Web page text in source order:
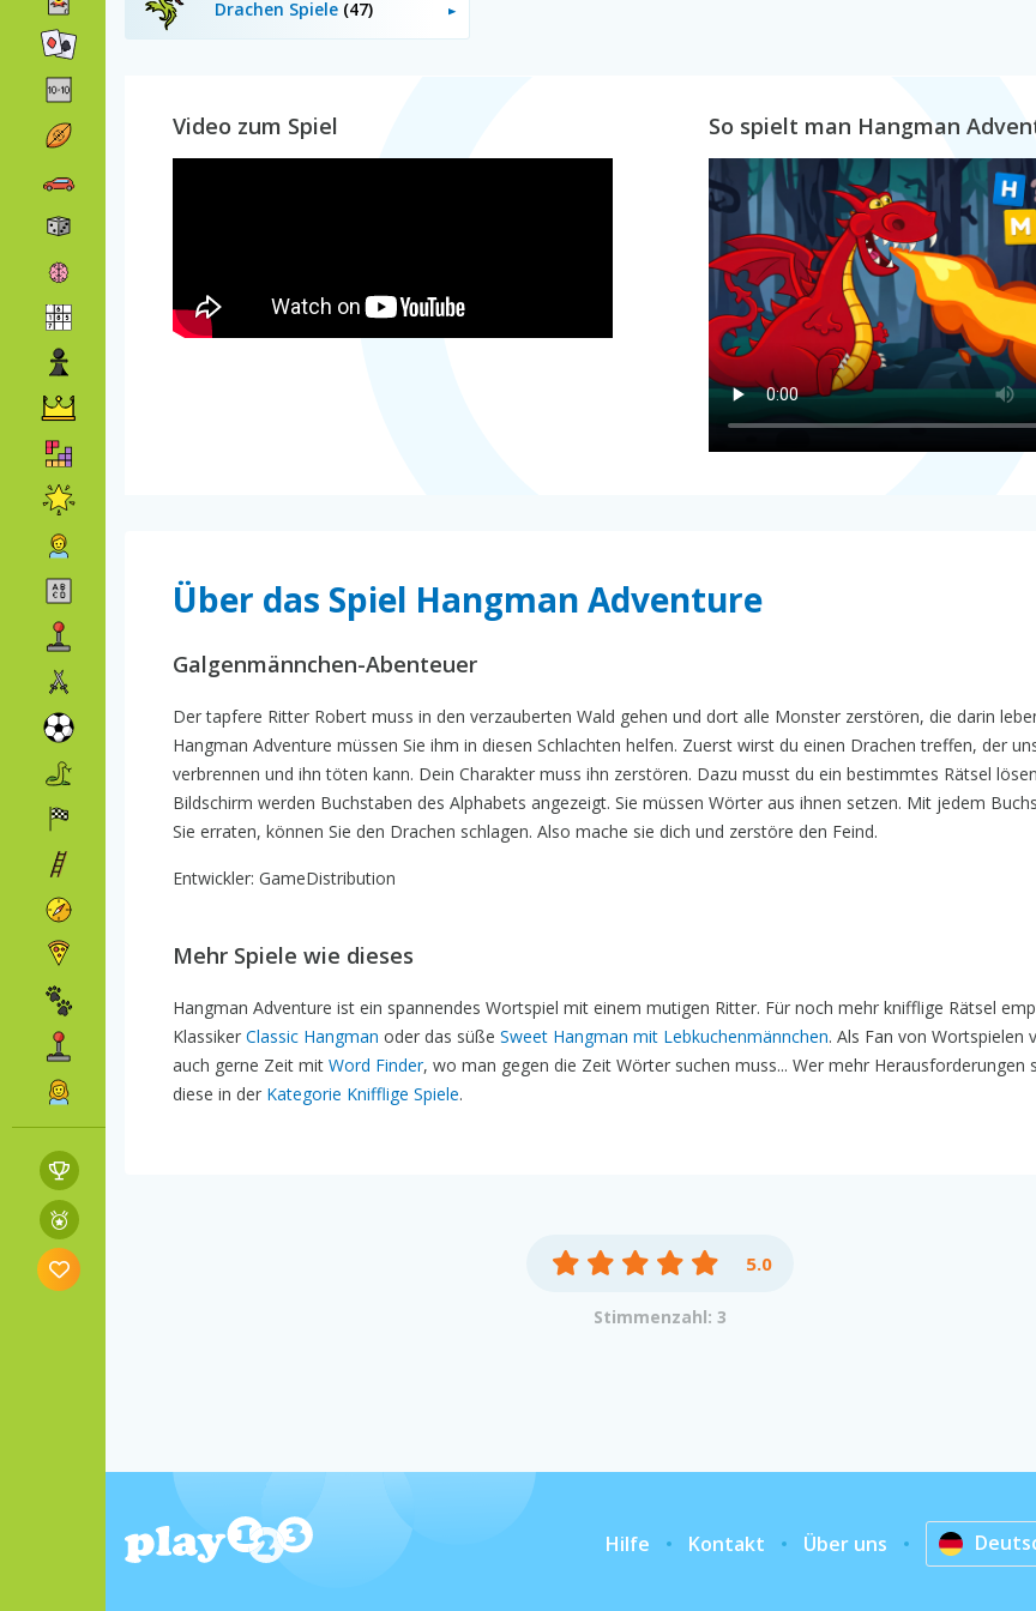
Drachen Spiele (47)
Video zum Spiel So spielt man Hangman
Über das Spiel Hangman Adventure
Galgenmännchen-Abenteuer
Der tapfere Ritter Robert muss in den verzauberten Wald gehen und dort alle Monster zerstören, die darin
Hangman Adventure müssen Sie ihm in diesen Schlachten helfen. Zuerst wirst du einen Drachen treffen, der
verbrennen und ihn töten kann. Dein Charakter muss ihn zerstören. Dazu musst du ein bestimmtes Rätsel
Bildschirm werden Buchstaben des Alphabets angezeigt. Sie müssen Wörter aus ihnen setzen. Mit jedem
Sie erraten, können Sie den Drachen schlagen. Also mache sie dich und zerstöre den Feind.
Entwickler: GameDistribution
Mehr Spiele wie dieses
Hangman Adventure ist ein spannendes Wortspiel mit einem mutigen Ritter. Für noch mehr knifflige Rätsel
Klassiker Classic Hangman oder das süße Sweet Hangman mit Lebkuchenmännchen. Als Fan von Wortspielen
auch gerne Zeit mit Word Finder, wo man gegen die Zeit Wörter suchen muss... Wer mehr Herausforderungen
diese in der Kategorie Knifflige Spiele.
5.0
Stimmenzahl: 3
Hilfe Kontakt Über uns